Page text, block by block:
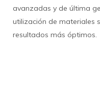
avanzadas y de última
utilización de materiales
resultados más óptimos.